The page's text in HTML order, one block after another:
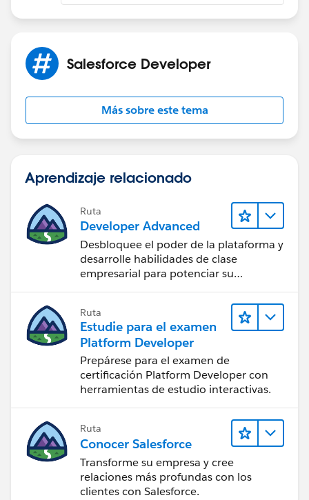
Salesforce Developer
Más sobre este tema
Aprendizaje relacionado
Ruta
Developer Advanced
Desbloquee el poder de la plataforma y
desarrolle habilidades de clase
empresarial para potenciar su
trayectoria profesional como
Ruta
Estudie para el examen
Platform Developer
Prepárese para el examen de
certificación Platform Developer con
herramientas de estudio interactivas.
Ruta
Conocer Salesforce
Transforme su empresa y cree
relaciones más profundas con los
clientes con Salesforce.